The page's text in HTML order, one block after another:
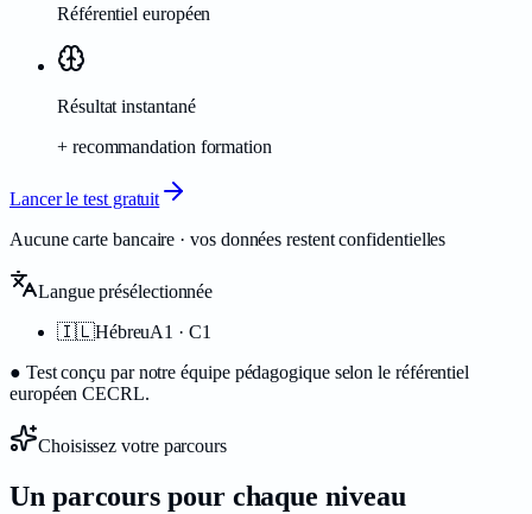
Référentiel européen
Résultat instantané
+ recommandation formation
Lancer le test gratuit
Aucune carte bancaire · vos données restent confidentielles
Langue présélectionnée
🇮🇱HébreuA1 · C1
● Test conçu par notre équipe pédagogique selon le référentiel
européen CECRL.
Choisissez votre parcours
Un parcours pour chaque niveau